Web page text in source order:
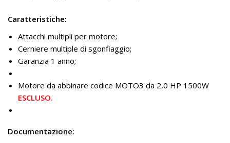
Caratteristiche:
Attacchi multipli per motore;
Cerniere multiple di sgonfiaggio;
Garanzia 1 anno;
Motore da abbinare codice MOTO3 da 2,0 HP 1500W
ESCLUSO.
Documentazione: